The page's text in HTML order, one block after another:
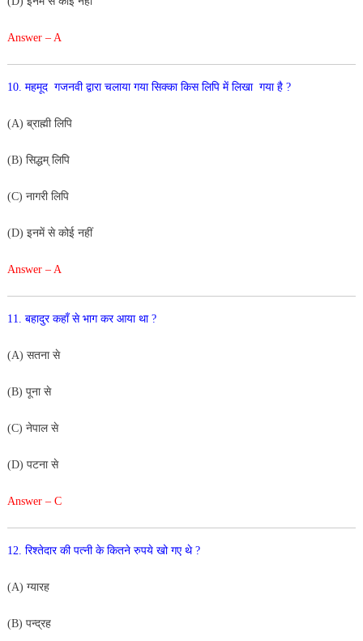
Answer – A
10. महमूद गजनवी द्वारा चलाया गया सिक्का किस लिपि में लिखा गया है ?
(A) ब्राह्मी लिपि
(B) सिद्धम् लिपि
(C) नागरी लिपि
(D) इनमें से कोई नहीं
Answer – A
11. बहादुर कहाँ से भाग कर आया था ?
(A) सतना से
(B) पूना से
(C) नेपाल से
(D) पटना से
Answer – C
12. रिश्तेदार की पत्नी के कितने रुपये खो गए थे ?
(A) ग्यारह
(B) पन्द्रह